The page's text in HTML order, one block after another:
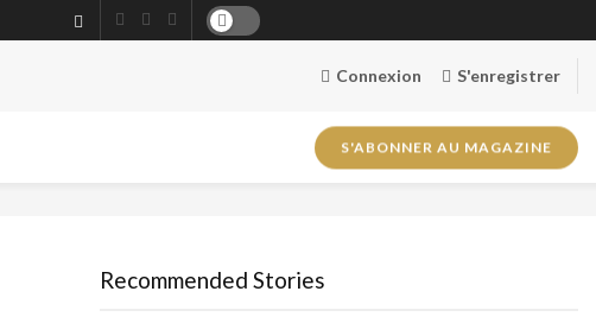
Connexion S'enregistrer
S'ABONNER AU MAGAZINE
Recommended Stories